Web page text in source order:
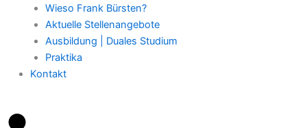
Wieso Frank Bürsten?
Aktuelle Stellenangebote
Ausbildung | Duales Studium
Praktika
Kontakt